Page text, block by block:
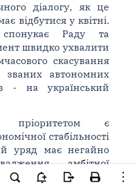
діалогу, як це
відбутися у квітні.
Раду та
швидко ухвалити
скасування
автономних
- на український
пріоритетом є
стабільності
уряд має негайно
амбітної
боротьбу